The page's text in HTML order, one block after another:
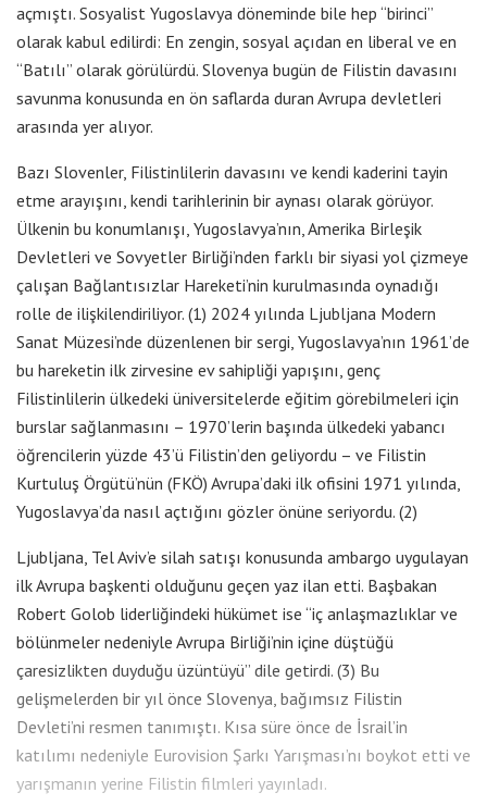
açmıştı. Sosyalist Yugoslavya döneminde bile hep “birinci”
olarak kabul edilirdi: En zengin, sosyal açıdan en liberal ve en
“Batılı” olarak görülürdü. Slovenya bugün de Filistin davasını
savunma konusunda en ön saflarda duran Avrupa devletleri
arasında yer alıyor.
Bazı Slovenler, Filistinlilerin davasını ve kendi kaderini tayin
etme arayışını, kendi tarihlerinin bir aynası olarak görüyor.
Ülkenin bu konumlanışı, Yugoslavya’nın, Amerika Birleşik
Devletleri ve Sovyetler Birliği’nden farklı bir siyasi yol çizmeye
çalışan Bağlantısızlar Hareketi’nin kurulmasında oynadığı
rolle de ilişkilendiriliyor. (1) 2024 yılında Ljubljana Modern
Sanat Müzesi’nde düzenlenen bir sergi, Yugoslavya’nın 1961’de
bu hareketin ilk zirvesine ev sahipliği yapışını, genç
Filistinlilerin ülkedeki üniversitelerde eğitim görebilmeleri için
burslar sağlanmasını – 1970’lerin başında ülkedeki yabancı
öğrencilerin yüzde 43’ü Filistin’den geliyordu – ve Filistin
Kurtuluş Örgütü’nün (FKÖ) Avrupa’daki ilk ofisini 1971 yılında,
Yugoslavya’da nasıl açtığını gözler önüne seriyordu. (2)
Ljubljana, Tel Aviv’e silah satışı konusunda ambargo uygulayan
ilk Avrupa başkenti olduğunu geçen yaz ilan etti. Başbakan
Robert Golob liderliğindeki hükümet ise “iç anlaşmazlıklar ve
bölünmeler nedeniyle Avrupa Birliği’nin içine düştüğü
çaresizlikten duyduğu üzüntüyü” dile getirdi. (3) Bu
gelişmelerden bir yıl önce Slovenya, bağımsız Filistin
Devleti’ni resmen tanımıştı. Kısa süre önce de İsrail’in
katılımı nedeniyle Eurovision Şarkı Yarışması’nı boykot etti ve
yarışmanın yerine Filistin filmleri yayınladı.